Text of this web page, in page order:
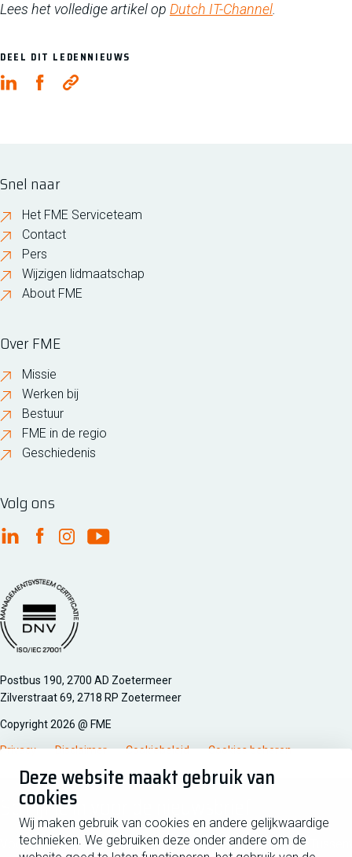
Deze website maakt gebruik van
cookies
Wij maken gebruik van cookies en andere gelijkwaardige
technieken. We gebruiken deze onder andere om de
Lees het volledige artikel op Dutch IT-Channel.
DEEL DIT LEDENNIEUWS
Snel naar
Het FME Serviceteam
Contact
Pers
Wijzigen lidmaatschap
About FME
Over FME
Missie
Werken bij
Bestuur
FME in de regio
Geschiedenis
Volg ons
FME Linkedin
FME Facebook
FME Instagram
FME Youtube
Managementsyteem certificatie DNV iso/iec 27001
Postbus 190, 2700 AD Zoetermeer
Zilverstraat 69, 2718 RP Zoetermeer
Copyright 2026 @ FME
Privacy Disclaimer Cookiebeleid Cookies beheren
Schrijf je in voor de nieuwsbrief
Voornaam